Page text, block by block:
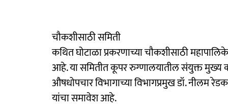
चौकशीसाठी समिती
कथित घोटाळा प्रकरणाच्या चौकशीसाठी
आहे. या समितीत कूपर रुग्णालयातील संयुक्त मुख्य
औषधोपचार विभागाच्या विभागप्रमुख डॉ. नीलम
यांचा समावेश आहे.